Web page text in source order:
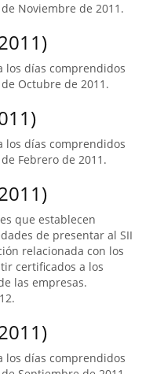
Noviembre de 2011.
los días comprendidos
Octubre de 2011.
los días comprendidos
Febrero de 2011.
que establecen
de presentar al SII
relacionada con los
certificados a los
las empresas.
los días comprendidos